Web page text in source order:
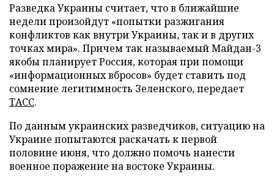
Разведка Украины считает, что в ближайшие
недели произойдут «попытки разжигания
конфликтов как внутри Украины, так и в других
точках мира». Причем так называемый Майдан-3
якобы планирует Россия, которая при помощи
«информационных вбросов» будет ставить под
сомнение легитимность Зеленского, передает
ТАСС.
По данным украинских разведчиков, ситуацию на
Украине попытаются раскачать к первой
половине июня, что должно помочь нанести
военное поражение на востоке Украины.